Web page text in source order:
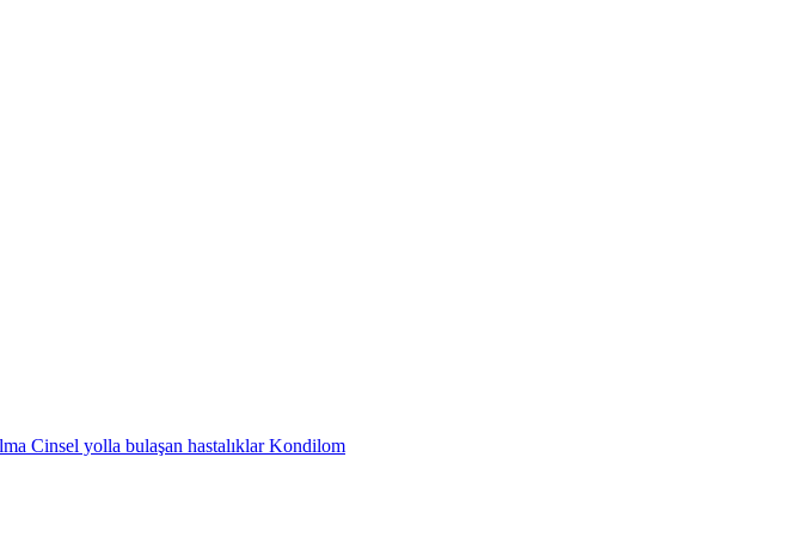
Cinsel yolla bulaşan hastalıklarKondilom